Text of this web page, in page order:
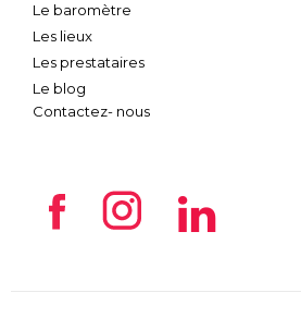
Le baromètre
Les lieux
Les prestataires
Le blog
Contactez- nous